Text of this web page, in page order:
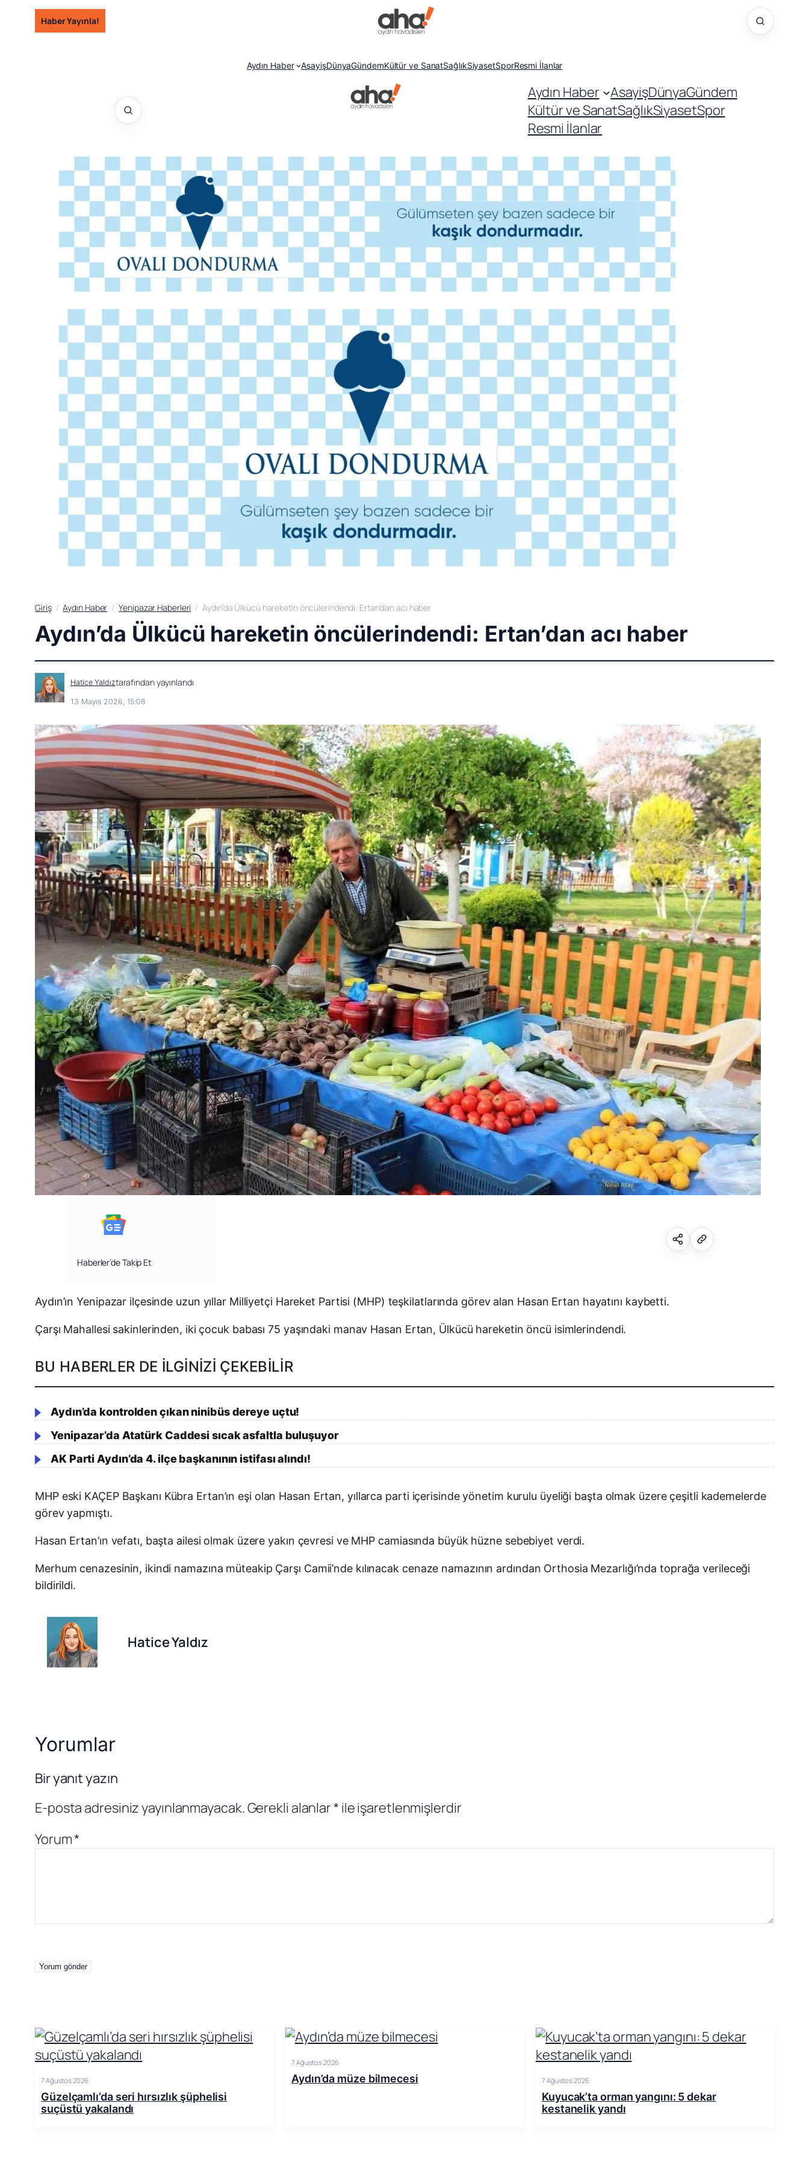
İçeriğeHaber Yayınla!
Aydın Haber AsayişDünyaGündemKültür ve SanatSağlıkSiyasetSporResmi İlanlar
Aydın Haber AsayişDünyaGündem
Kültür ve SanatSağlıkSiyasetSpor
Resmi İlanlar
Giriş Aydın Haber Yenipazar Haberleri Aydın’da Ülkücü hareketin öncülerindendi: Ertan’dan acı haber
Aydın’da Ülkücü hareketin öncülerindendi: Ertan’dan acı haber
Hatice Yaldıztarafından yayınlandı
13 Mayıs 2026, 15:08
Haberler’de Takip Et
Facebook
X (Twitter)
Telegram
LinkedIn
Aydın’ın Yenipazar ilçesinde uzun yıllar Milliyetçi Hareket Partisi (MHP) teşkilatlarında görev alan Hasan Ertan hayatını kaybetti.
Çarşı Mahallesi sakinlerinden, iki çocuk babası 75 yaşındaki manav Hasan Ertan, Ülkücü hareketin öncü isimlerindendi.
BU HABERLER DE İLGINIZI ÇEKEBILIR
Aydın’da kontrolden çıkan ninibüs dereye uçtu!
Yenipazar’da Atatürk Caddesi sıcak asfaltla buluşuyor
AK Parti Aydın’da 4. ilçe başkanının istifası alındı!
MHP eski KAÇEP Başkanı Kübra Ertan’ın eşi olan Hasan Ertan, yıllarca parti içerisinde yönetim kurulu üyeliği başta olmak üzere çeşitli kademelerde
görev yapmıştı.
Hasan Ertan’ın vefatı, başta ailesi olmak üzere yakın çevresi ve MHP camiasında büyük hüzne sebebiyet verdi.
Merhum cenazesinin, ikindi namazına müteakip Çarşı Camii’nde kılınacak cenaze namazının ardından Orthosia Mezarlığı’nda toprağa verileceği
bildirildi.
Hatice Yaldız
Yorumlar
Bir yanıt yazın
E-posta adresiniz yayınlanmayacak.Gerekli alanlar* ile işaretlenmişlerdir
Yorum*
7 Ağustos 2026
Güzelçamlı’da seri hırsızlık şüphelisi
suçüstü yakalandı
7 Ağustos 2026
Aydın’da müze bilmecesi 7 Ağustos 2026
Kuyucak’ta orman yangını: 5 dekar
kestanelik yandı